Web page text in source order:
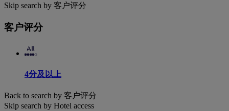
Skip search by 客户评分
客户评分
4分及以上
Back to search by 客户评分
Skip search by Hotel access